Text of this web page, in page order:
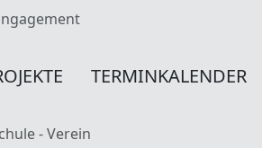
- Verein
TERMINKALENDER